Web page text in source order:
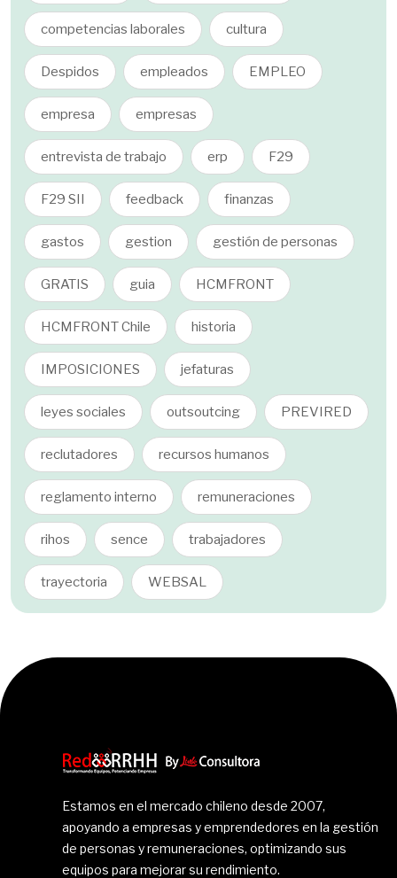
competencias laborales cultura
Despidos empleados EMPLEO
empresa empresas
entrevista de trabajo erp F29
F29 SII feedback finanzas
gastos gestion gestión de personas
GRATIS guia HCMFRONT
HCMFRONT Chile historia
IMPOSICIONES jefaturas
leyes sociales outsoutcing PREVIRED
reclutadores recursos humanos
reglamento interno remuneraciones
rihos sence trabajadores
trayectoria WEBSAL
Estamos en el mercado chileno desde 2007,
apoyando a empresas y emprendedores en la gestión
de personas y remuneraciones, optimizando sus
equipos para mejorar su rendimiento.